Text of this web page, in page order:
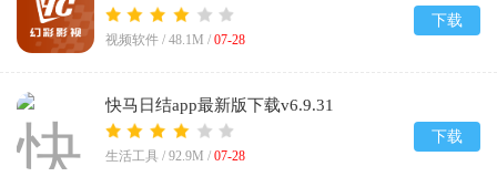
v2.5.3
视频软件 / 48.1M / 07-28
下载
快马日结app最新版下载v6.9.31
生活工具 / 92.9M / 07-28
下载